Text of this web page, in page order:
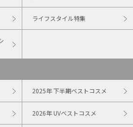
ライフスタイル特集
2025年 下半期ベストコスメ
2026年 UVベストコスメ